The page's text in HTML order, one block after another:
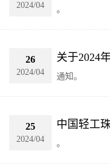
2024/04 。
26
2024/04
关于2024
通知。
25
2024/04 。